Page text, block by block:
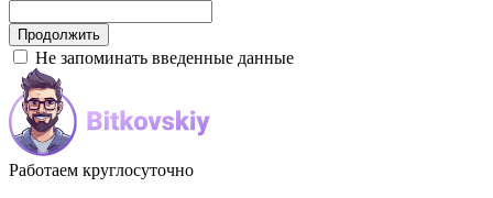
Не запоминать введенные данные
Работаем круглосуточно